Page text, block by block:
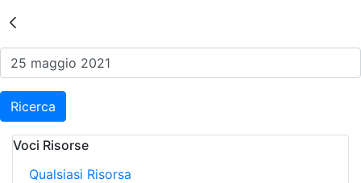
Risultati della Ricerca -
Ricerca
Voci Risorse
Qualsiasi Risorsa